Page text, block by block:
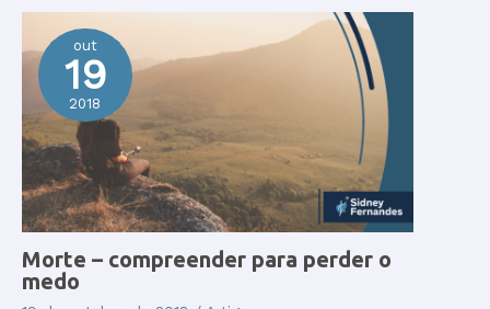
out
19
2018
Morte – compreender para perder o
medo